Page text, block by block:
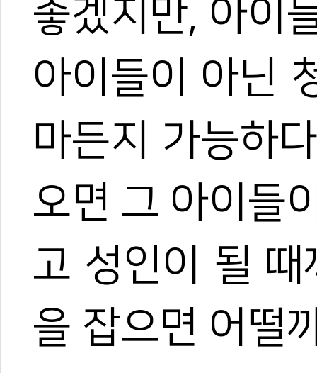
좋겠지만, 아이
아이들이 아닌
마든지 가능하
오면 그 아이들
고 성인이 될
을 잡으면 어떨